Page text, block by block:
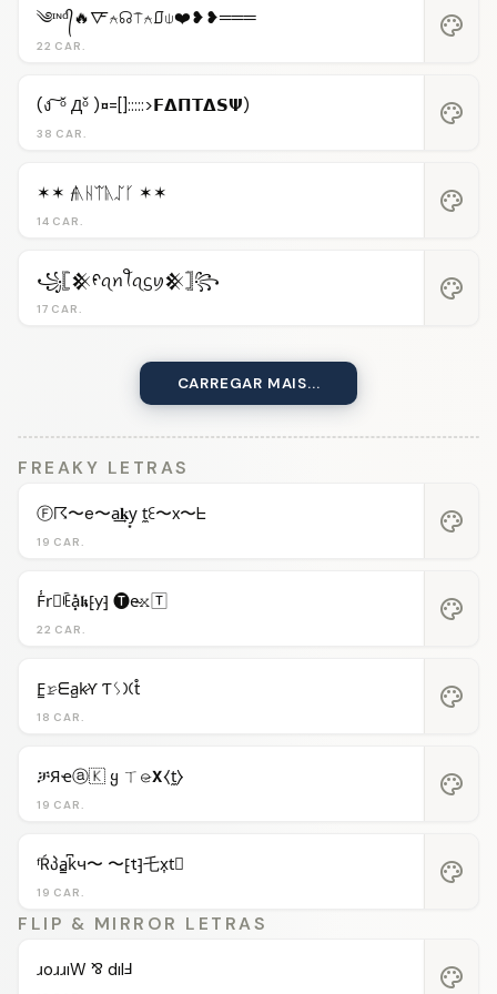
22 CAR.
༄ᶦᶰᵈ᭄🔥🜅⍲☊⍑⍲⎎⍦❤️❥❥═══ palette
38 CAR.
(ง ͠ ᵒ̌ Дᵒ̌ )¤=[]:::::>𝗙𝝙𝝥𝝩𝝙𝗦𝝭) palette
14 CAR.
✶✶ 𝓯ᚣᚺᛠᚣᛢᚴ ✶✶ palette
17 CAR.
꧁𓊈𒆜ᠻꪖꪀꪻꪖᦓꪗ𒆜𓊉꧂ palette
CARREGAR MAIS...
FREAKY LETRAS
19 CAR.
Ⓕ☈〜e〜a͢𝐤y͙ t̼ꏂ〜x〜ᖶ palette
22 CAR.
F̾r⃝ꍟa͓̽𝖐⁅y⁆ 🅣e̴𝚡🅃 palette
18 CAR.
F̳𝚛̷ᗴa̺k̷Ƴ Ƭᛊ𐠷t̊ palette
19 CAR.
ቻЯҽⓐ🇰 ყ ㄒ𝚎̷𝝬⧼t̼⧽ palette
19 CAR.
ᶠŔპa̳k͆ч〜 〜⁅t⁆乇x͎t⃒ palette
FLIP & MIRROR LETRAS
ɹoɹɹıW ⅋ dılℲ palette